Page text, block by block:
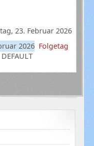
23. Februar 2026
2026 Folgetag